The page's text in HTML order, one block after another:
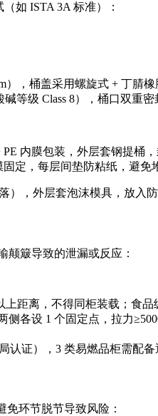
如 ISTA 3A 标准）：
，桶盖采用螺旋式 + 丁腈
等级 Class 8），桶口双重
内膜包装，外层套钢提桶
定，每层间垫防粘纸，避免
），外层套泡沫模具，放入
颠簸导致的泄漏或反应：
上距离，不得同柜装载；食
侧各设 1 个固定点，拉力
认证），3 类易燃品柜需配
环节脱节导致风险：